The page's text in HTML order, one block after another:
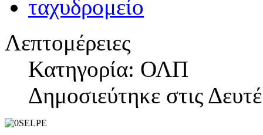
Λεπτομέρειες
Κατηγορία: ΟΛΠ
Δημοσιεύτηκε στις